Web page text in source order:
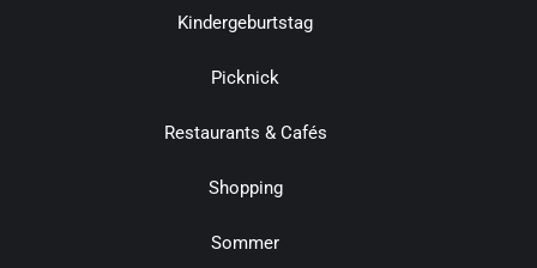
Kindergeburtstag
Picknick
Restaurants & Cafés
Shopping
Sommer